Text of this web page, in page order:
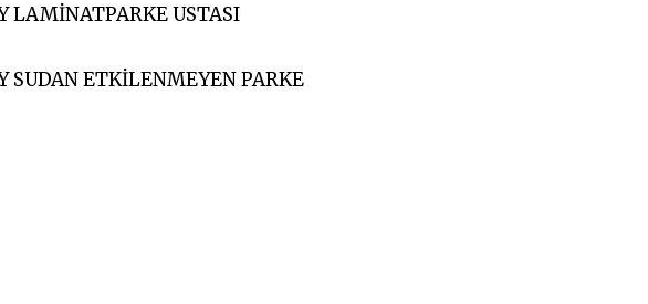
LAMİNATPARKE USTASI
SUDAN ETKİLENMEYEN PARKE